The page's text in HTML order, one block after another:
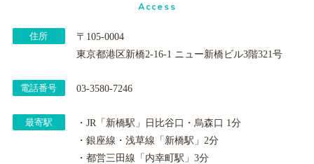
Access
住所
〒105-0004
東京都港区新橋2-16-1 ニュー新橋ビル3階321号
電話番号 03-3580-7246
最寄駅
・JR「新橋駅」日比谷口・烏森口 1分
・銀座線・浅草線「新橋駅」2分
・都営三田線「内幸町駅」3分